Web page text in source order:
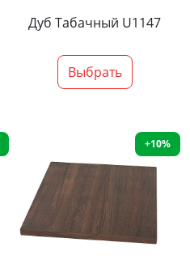
Дуб Табачный U1147
Выбрать
+10%